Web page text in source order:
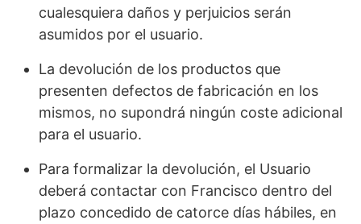
cualesquiera daños y perjuicios serán
asumidos por el usuario.
La devolución de los productos que
presenten defectos de fabricación en los
mismos, no supondrá ningún coste adicional
para el usuario.
Para formalizar la devolución, el Usuario
deberá contactar con Francisco dentro del
plazo concedido de catorce días hábiles, en